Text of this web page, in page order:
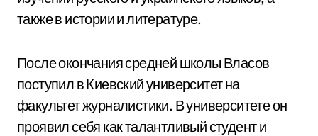
также в истории и литературе.
После окончания средней школы Власов
поступил в Киевский университет на
факультет журналистики. В университете он
проявил себя как талантливый студент и